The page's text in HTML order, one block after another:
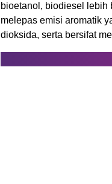
bioetanol, biodiesel lebih
melepas emisi aromatik
dioksida, serta bersifat